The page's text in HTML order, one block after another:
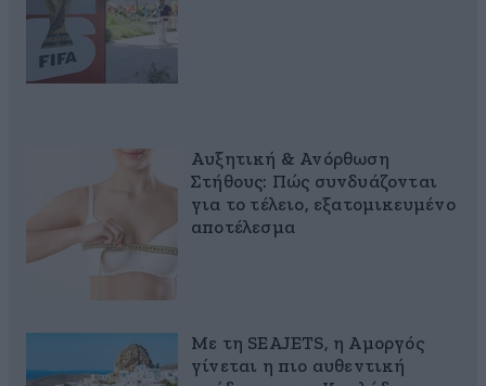
Αυξητική & Ανόρθωση
Στήθους: Πώς συνδυάζονται
για το τέλειο, εξατομικευμένο
αποτέλεσμα
Με τη SEAJETS, η Αμοργός
γίνεται η πιο αυθεντική